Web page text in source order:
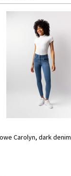
Carolyn, dark denim